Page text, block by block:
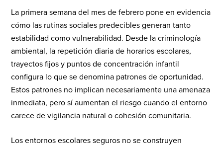
La primera semana del mes de febrero pone en evidencia
cómo las rutinas sociales predecibles generan tanto
estabilidad como vulnerabilidad. Desde la criminología
ambiental, la repetición diaria de horarios escolares,
trayectos fijos y puntos de concentración infantil
configura lo que se denomina patrones de oportunidad.
Estos patrones no implican necesariamente una amenaza
inmediata, pero sí aumentan el riesgo cuando el entorno
carece de vigilancia natural o cohesión comunitaria.
Los entornos escolares seguros no se construyen